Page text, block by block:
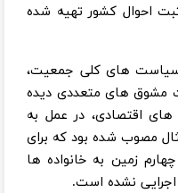
احوال کشور تهیه شده
سیاست های کلی جمعیت،
های متعددی دیده
اقتصادی، در عمل به
مصوب شده بود که برای
زمین به خانواده ها
نشده است.